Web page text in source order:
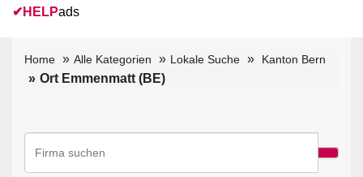
✔ HELPads
Home Alle Kategorien Lokale Suche Kanton Bern
Ort Emmenmatt (BE)